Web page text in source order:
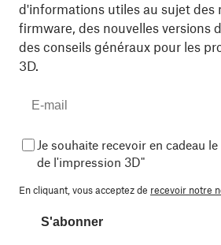
d'informations utiles au sujet des
firmware, des nouvelles versions
des conseils généraux pour les
3D.
Je souhaite recevoir en cadeau
de l'impression 3D"
En cliquant, vous acceptez de recevoir notre
S'abonner